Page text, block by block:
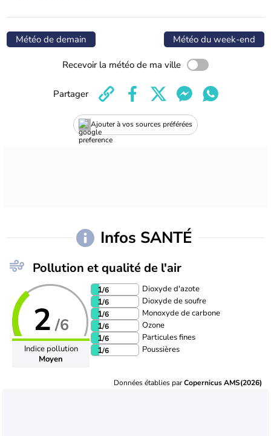
Météo de demain Météo du week-end
Recevoir la météo de ma ville
Ajouter à vos sources préférées
Partager
Infos SANTÉ
Pollution et qualité de l'air
2 /6
Indice pollution
Moyen
1/6 Dioxyde d'azote
1/6 Dioxyde de soufre
1/6 Monoxyde de carbone
1/6 Ozone
1/6 Particules fines
1/6 Poussières
Données établies parCopernicus AMS(2026)